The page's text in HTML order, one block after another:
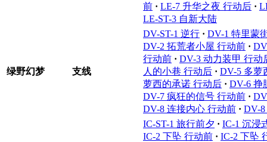
前 · LE-7 升华之夜 行动后 ·
LE-ST-3 自新大陆
绿野幻梦 支线
DV-ST-1 逆行 · DV-1 特里蒙
DV-2 拓荒者小屋 行动前 ·
行动前 · DV-3 动力装甲 行动
人的小巷 行动后 · DV-5 多萝
萝西的承诺 行动后 · DV-6 挣
DV-7 疯狂的信号 行动前 ·
DV-8 连接内心 行动前 · DV-
IC-ST-1 旅行前夕 · IC-1 沉浸
IC-2 下坠 行动前 · IC-2 下坠